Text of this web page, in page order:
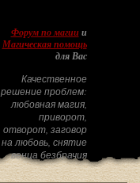
Форум по магиии
Магическая помощь
для Вас
Качественное
решение проблем:
любовная магия,
приворот,
отворот, заговор
на любовь, снятие
венца безбрачия